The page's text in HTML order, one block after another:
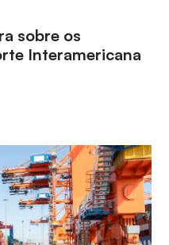
sobre os
Interamericana